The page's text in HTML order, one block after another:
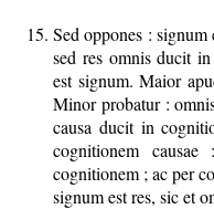
Sed oppones :
sed res omnis ducit
est signum. Maior
Minor probatur :
causa ducit in
cognitionem
cognitionem ; ac per
signum est res, sic et